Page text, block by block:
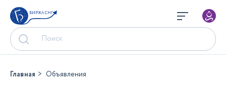
БИРЖА СНГ
Главная Объявления